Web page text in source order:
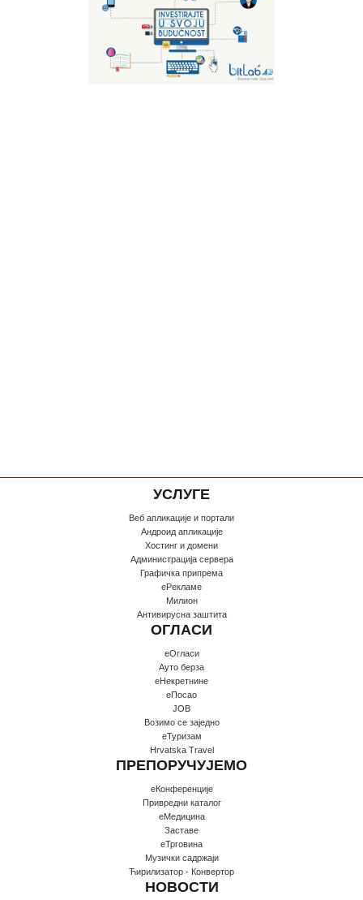
УСЛУГЕ
Веб апликације и портали
Андроид апликације
Хостинг и домени
Администрација сервера
Графичка припрема
еРекламе
Милион
Антивирусна заштита
ОГЛАСИ
еОгласи
Ауто берза
еНекретнине
еПосао
JOB
Возимо се заједно
еТуризам
Hrvatska Travel
ПРЕПОРУЧУЈЕМО
еКонференције
Привредни каталог
еМедицина
Заставе
еТрговина
Музички садржаји
Ћирилизатор - Конвертор
НОВОСТИ